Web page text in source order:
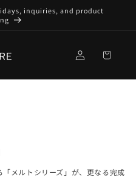
inquiries, and product
in
Cart
メルトシリーズ」が、更なる完成